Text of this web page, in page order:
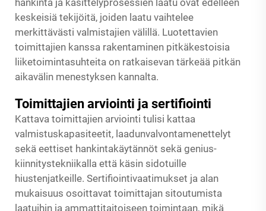
hankinta ja käsittelyprosessien laatu ovat edelleen
keskeisiä tekijöitä, joiden laatu vaihtelee
merkittävästi valmistajien välillä. Luotettavien
toimittajien kanssa rakentaminen pitkäkestoisia
liiketoimintasuhteita on ratkaisevan tärkeää pitkän
aikavälin menestyksen kannalta.
Toimittajien arviointi ja sertifiointi
Kattava toimittajien arviointi tulisi kattaa
valmistuskapasiteetit, laadunvalvontamenettelyt
sekä eettiset hankintakäytännöt sekä genius-
kiinnitystekniikalla että käsin sidotuille
hiustenjatkeille. Sertifiointivaatimukset ja alan
mukaisuus osoittavat toimittajan sitoutumista
laatuihin ja ammattitaitoiseen toimintaan, mikä